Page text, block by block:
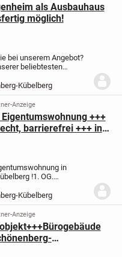
als Ausbauhaus
möglich!
bei unserem Angebot?
beliebtesten
ganze Familie. Dieses
> viel Platz und
Kübelberg
Anzeige
+++
barrierefrei +++ in
in
!1. OG.
und
ca. 65 m²
mit Diele.Flur...
Kübelberg
Anzeige